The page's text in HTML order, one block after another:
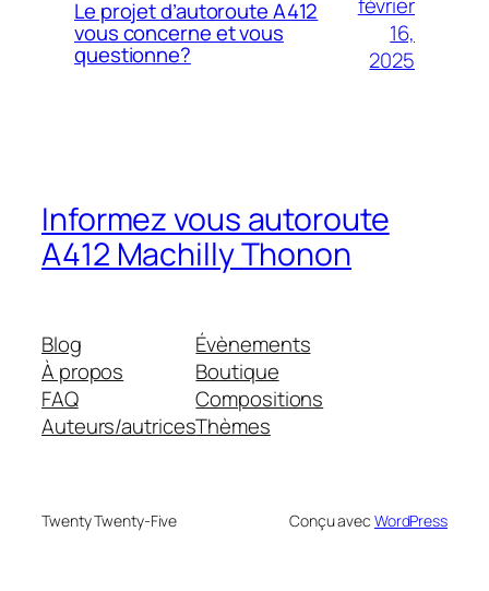
Le projet d’autoroute A412
vous concerne et vous
questionne?
16,
2025
Informez vous autoroute
A412 Machilly Thonon
Blog
À propos
FAQ
Auteurs/autrices
Évènements
Boutique
Compositions
Thèmes
Twenty Twenty-Five Conçu avec WordPress